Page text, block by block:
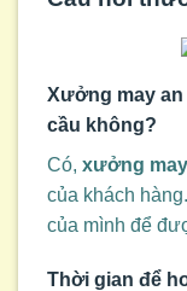
Xưởng may
cầu không?
Có, xưởng
của khách
của mình để
Thời gian để